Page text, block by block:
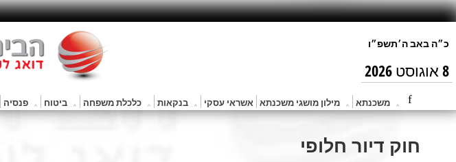
8 אוגוסט 2026
משכנתא מילון מושגי משכנתא אשראי עסקי בנקאות כלכלת משפחה ביטוח פנסיה
חוק דיור חלופי